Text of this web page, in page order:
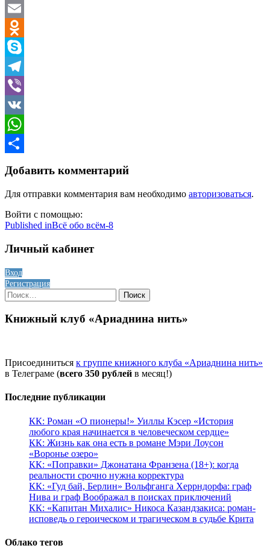
Email
Odnoklassniki
Skype
Telegram
Viber
VK
WhatsApp
Добавить комментарий
Для отправки комментария вам необходимо авторизоваться.
Войти с помощью:
Навигация
по
Published inВсё обо всём-8
Личный кабинет
Вход
Регистрация
Найти:
Книжный клуб «Ариаднина нить»
Присоединиться к группе книжного клуба «Ариаднина нить»
в Телеграме (всего 350 рублей в месяц!)
Последние публикации
КК: Роман «О пионеры!» Уиллы Кэсер «История
любого края начинается в человеческом сердце»
КК: Жизнь как она есть в романе Мэри Лоусон
«Воронье озеро»
КК: «Поправки» Джонатана Франзена (18+): когда
реальности срочно нужна корректура
КК: «Гуд бай, Берлин» Вольфганга Херрндорфа: граф
Нива и граф Воображал в поисках приключений
КК: «Капитан Михалис» Никоса Казандзакиса: роман-
исповедь о героическом и трагическом в судьбе Крита
Облако тегов